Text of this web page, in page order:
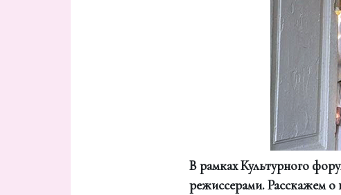
В рамках Культурного
режиссерами. Расскажем